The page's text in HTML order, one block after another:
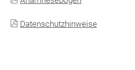
 Datenschutzhinweise